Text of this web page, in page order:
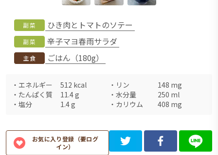
副菜 ひき肉とトマトのソテー
副菜 辛子マヨ春雨サラダ
主食 ごはん（180g）
・ エネルギー 512 kcal ・ リン 148 mg
・ たんぱく質 11.4g ・ 水分量 250 ml
・ 塩分 1.4g ・ カリウム 408 mg
お気に入り登録（要ログ
イン）